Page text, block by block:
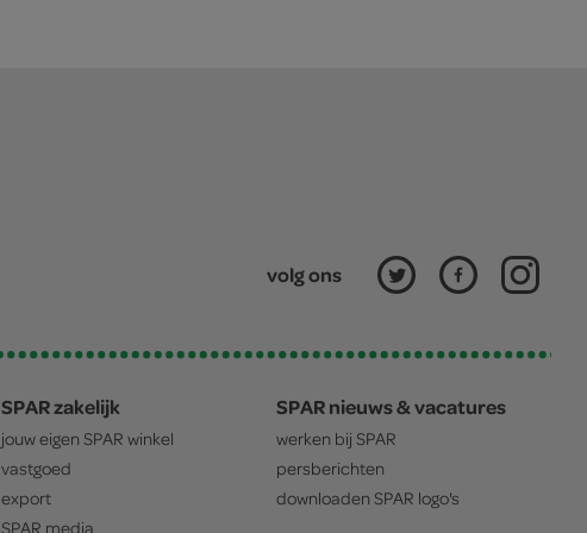
volg ons
SPAR zakelijk
jouw eigen SPAR winkel
vastgoed
export
SPAR media
SPAR nieuws & vacatures
werken bij SPAR
persberichten
downloaden SPAR logo's